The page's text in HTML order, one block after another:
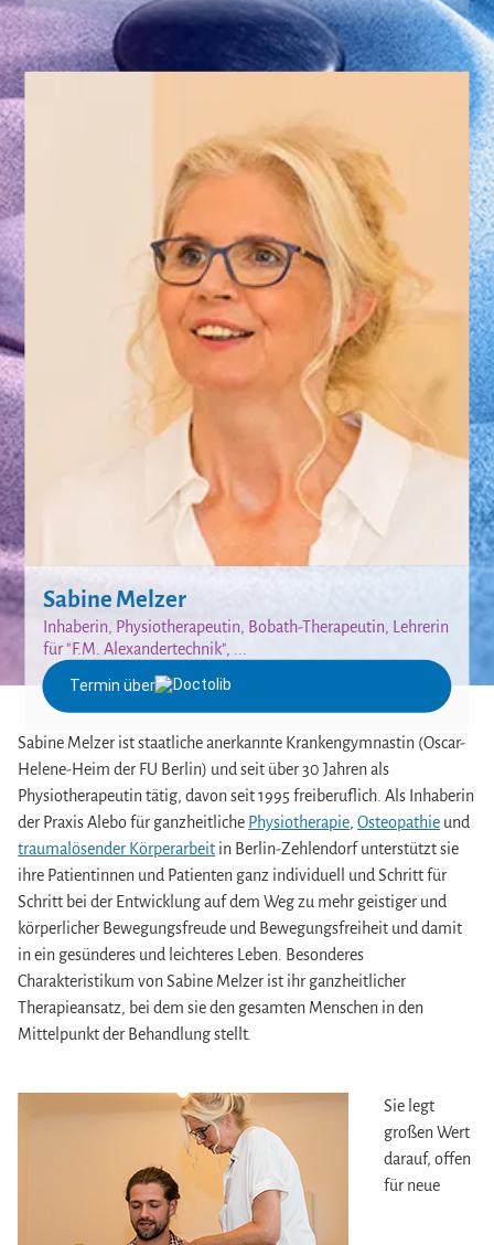
Sabine Melzer
Inhaberin, Physiotherapeutin, Bobath-Therapeutin, Lehrerin
für "F.M. Alexandertechnik", ...
Termin über
Sabine Melzer ist staatliche anerkannte Krankengymnastin (Oscar-
Helene-Heim der FU Berlin) und seit über 30 Jahren als
Physiotherapeutin tätig, davon seit 1995 freiberuflich. Als Inhaberin
der Praxis Alebo für ganzheitliche Physiotherapie,Osteopathie und
traumalösender Körperarbeit in Berlin-Zehlendorf unterstützt sie
ihre Patientinnen und Patienten ganz individuell und Schritt für
Schritt bei der Entwicklung auf dem Weg zu mehr geistiger und
körperlicher Bewegungsfreude und Bewegungsfreiheit und damit
in ein gesünderes und leichteres Leben. Besonderes
Charakteristikum von Sabine Melzer ist ihr ganzheitlicher
Therapieansatz, bei dem sie den gesamten Menschen in den
Mittelpunkt der Behandlung stellt.
Sie legt
großen Wert
darauf, offen
für neue